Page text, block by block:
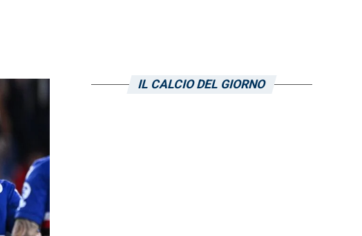
IL CALCIO DEL GIORNO